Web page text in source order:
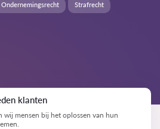
Ondernemingsrecht Strafrecht
klanten
wij mensen bij het oplossen van hun